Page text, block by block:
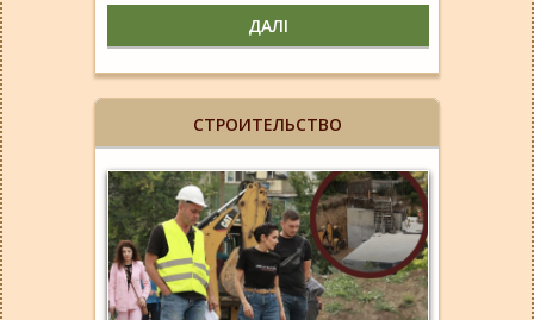
ДАЛІ
СТРОИТЕЛЬСТВО